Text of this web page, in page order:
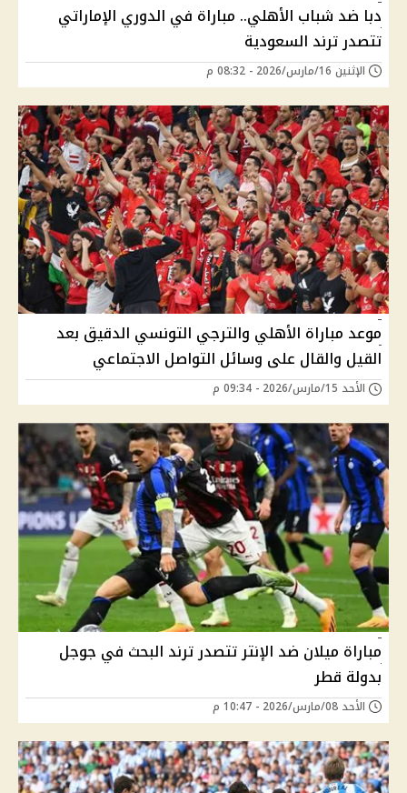
دبا ضد شباب الأهلي.. مباراة في الدوري الإماراتي
تتصدر ترند السعودية
الإثنين 16/مارس/2026 - 08:32 م
موعد مباراة الأهلي والترجي التونسي الدقيق بعد
القيل والقال على وسائل التواصل الاجتماعي
الأحد 15/مارس/2026 - 09:34 م
مباراة ميلان ضد الإنتر تتصدر ترند البحث في جوجل
بدولة قطر
الأحد 08/مارس/2026 - 10:47 م